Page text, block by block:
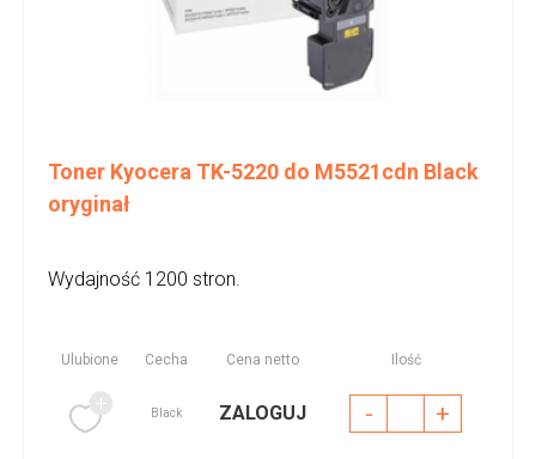
Toner Kyocera TK-5220 do M5521cdn Black
oryginał
Wydajność 1200 stron.
Ulubione Cecha Cena netto Ilość
Black ZALOGUJ - +